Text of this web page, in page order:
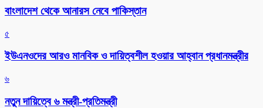
বাংলাদেশ থেকে আনারস নেবে পাকিস্তান
৫
ইউএনওদের আরও মানবিক ও দায়িত্বশীল হওয়ার আহ্বান প্রধানমন্ত্রীর
৬
নতুন দায়িত্বে ৬ মন্ত্রী-প্রতিমন্ত্রী